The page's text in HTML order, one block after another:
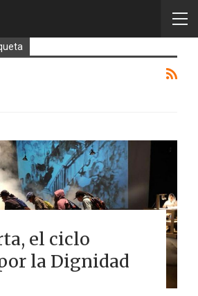
el ciclo
la Dignidad